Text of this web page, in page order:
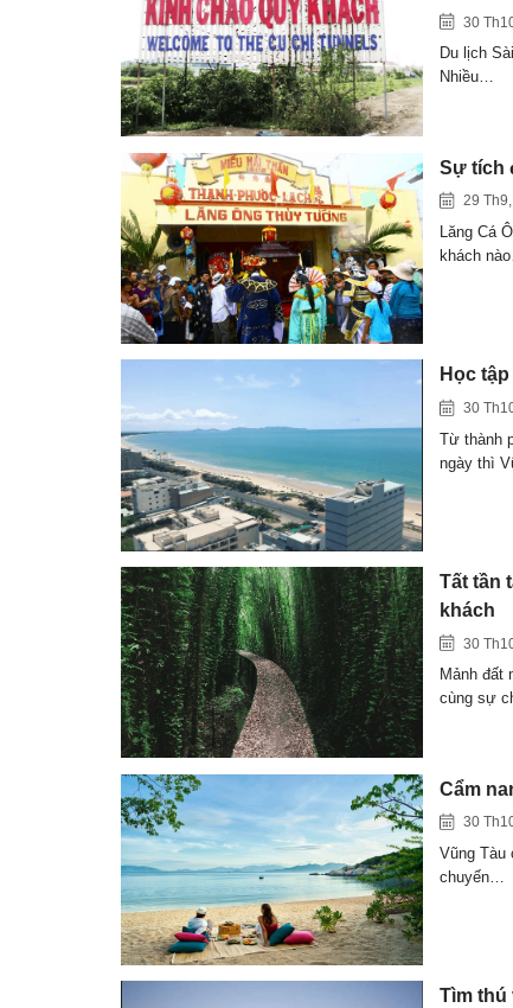
30
Du lịch
Nhiều…
Sự tích
29
Lăng Cá
khách
Học
30
Từ thành
ngày thì
Tất tần
khách
30
Mảnh đất
cùng sự
Cẩm
30
Vũng Tàu
chuyến…
Tìm thú